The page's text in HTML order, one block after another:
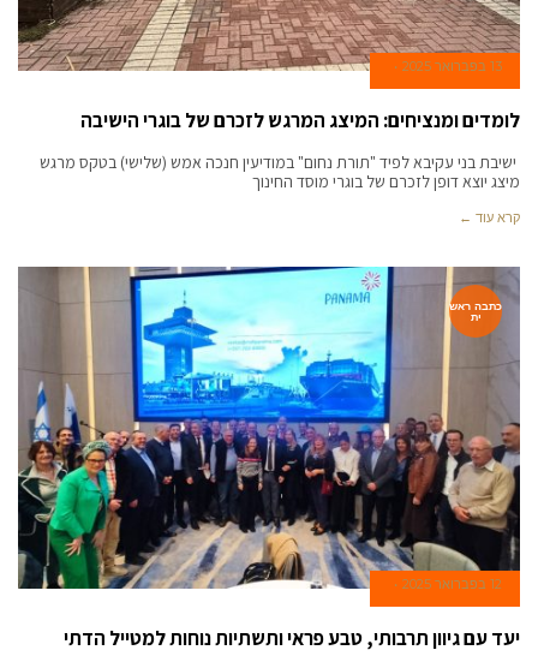
13 בפברואר 2025
לומדים ומנציחים: המיצג המרגש לזכרם של בוגרי הישיבה
ישיבת בני עקיבא לפיד "תורת נחום" במודיעין חנכה אמש (שלישי) בטקס מרגש
מיצג יוצא דופן לזכרם של בוגרי מוסד החינוך
קרא עוד ←
כתבה ראש
ית
12 בפברואר 2025
יעד עם גיוון תרבותי, טבע פראי ותשתיות נוחות למטייל הדתי